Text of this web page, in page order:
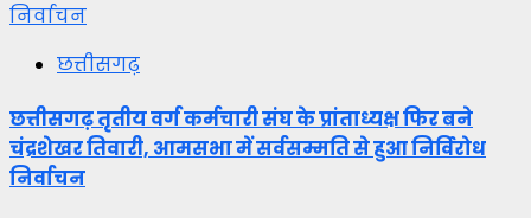
निर्वाचन
छत्तीसगढ़
छत्तीसगढ़ तृतीय वर्ग कर्मचारी संघ के प्रांताध्यक्ष फिर बने
चंद्रशेखर तिवारी, आमसभा में सर्वसम्मति से हुआ निर्विरोध
निर्वाचन